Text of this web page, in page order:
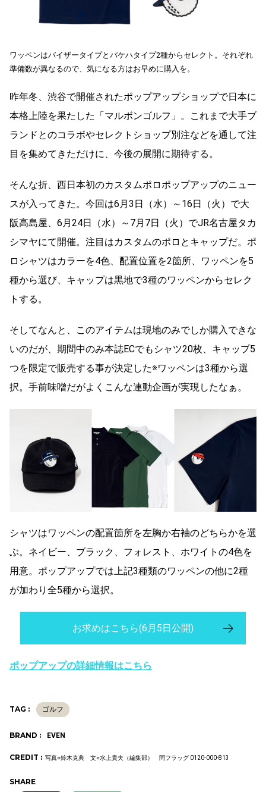
ワッペンはバイザータイプとバケハタイプ2種からセレクト。それぞれ
準備数が異なるので、気になる方はお早めに購入を。
昨年冬、渋谷で開催されたポップアップショップで日本に
本格上陸を果たした「マルボンゴルフ」。これまで大手ブ
ランドとのコラボやセレクトショップ別注などを通して注
目を集めてきただけに、今後の展開に期待する。
そんな折、西日本初のカスタムポロポップアップのニュー
スが入ってきた。今回は6月3日（水）～16日（火）で大
阪高島屋、6月24日（水）～7月7日（火）でJR名古屋タカ
シマヤにて開催。注目はカスタムのポロとキャップだ。ポ
ロシャツはカラーを4色、配置位置を2箇所、ワッペンを5
種から選び、キャップは黒地で3種のワッペンからセレク
トする。
そしてなんと、このアイテムは現地のみでしか購入できな
いのだが、期間中のみ本誌ECでもシャツ20枚、キャップ5
つを限定で販売する事が決定した※ワッペンは3種から選
択。手前味噌だがよくこんな連動企画が実現したなぁ。
シャツはワッペンの配置箇所を左胸か右袖のどちらかを選
ぶ。ネイビー、ブラック、フォレスト、ホワイトの4色を
用意。ポップアップでは上記3種類のワッペンの他に2種
が加わり全5種から選択。
お求めはこちら(6月5日公開)
ポップアップの詳細情報はこちら
TAG : ゴルフ
BRAND : EVEN
CREDIT : 写真○鈴木克典 文○水上貴夫（編集部） 問フラッグ 0120-000-813
SHARE